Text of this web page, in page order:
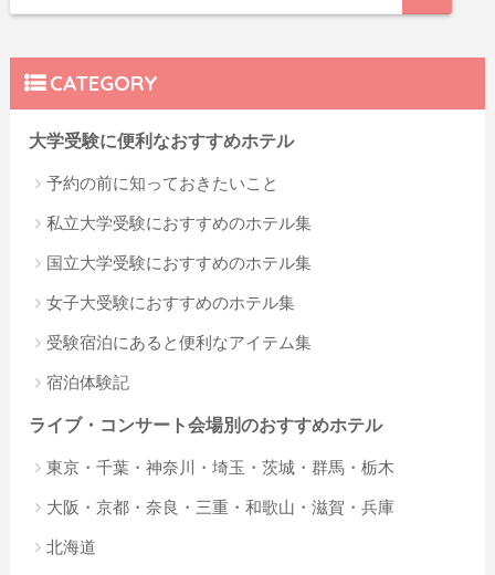
CATEGORY
大学受験に便利なおすすめホテル
予約の前に知っておきたいこと
私立大学受験におすすめのホテル集
国立大学受験におすすめのホテル集
女子大受験におすすめのホテル集
受験宿泊にあると便利なアイテム集
宿泊体験記
ライブ・コンサート会場別のおすすめホテル
東京・千葉・神奈川・埼玉・茨城・群馬・栃木
大阪・京都・奈良・三重・和歌山・滋賀・兵庫
北海道